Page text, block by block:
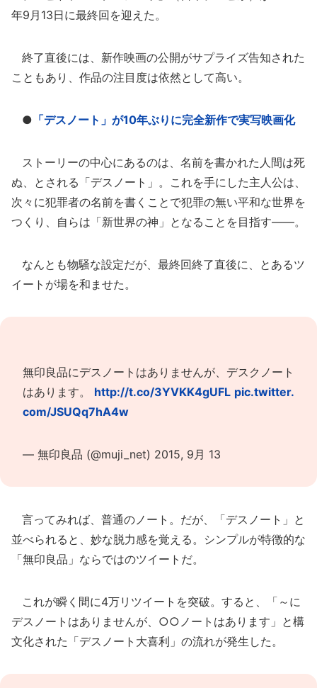
年9月13日に最終回を迎えた。
終了直後には、新作映画の公開がサプライズ告知された
こともあり、作品の注目度は依然として高い。
● 「デスノート」が10年ぶりに完全新作で実写映画化
ストーリーの中心にあるのは、名前を書かれた人間は死
ぬ、とされる「デスノート」。これを手にした主人公は、
次々に犯罪者の名前を書くことで犯罪の無い平和な世界を
つくり、自らは「新世界の神」となることを目指す――。
なんとも物騒な設定だが、最終回終了直後に、とあるツ
イートが場を和ませた。
無印良品にデスノートはありませんが、デスクノート
はあります。 http://t.co/3YVKK4gUFL pic.twitter.
com/JSUQq7hA4w
— 無印良品 (@muji_net) 2015, 9月 13
言ってみれば、普通のノート。だが、「デスノート」と
並べられると、妙な脱力感を覚える。シンプルが特徴的な
「無印良品」ならではのツイートだ。
これが瞬く間に4万リツイートを突破。すると、「～に
デスノートはありませんが、○○ノートはあります」と構
文化された「デスノート大喜利」の流れが発生した。